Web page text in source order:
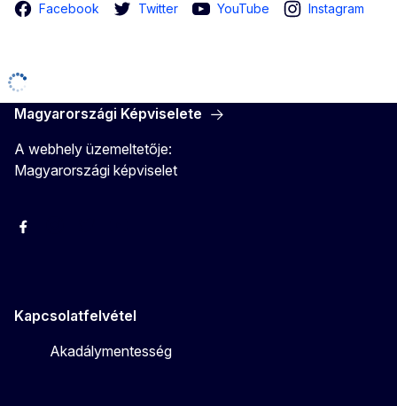
Facebook Twitter YouTube Instagram
Magyarországi Képviselete
A webhely üzemeltetője:
Magyarországi képviselet
Facebook
Kapcsolatfelvétel
Akadálymentesség